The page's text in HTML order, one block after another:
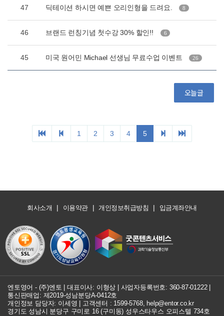
회사소개 | 이용약관 | 개인정보취급방침 | 입금계좌안내
엔토영어 - (주)엔토 | 대표이사: 이형상 | 사업자등록번호: 360-87-01222|
통신판매업: 제2019-성남분당A-0412호
개인정보 담당자: 이세영 | 고객센터 : 1599-5768, help@entor.co.kr
경기도 성남시 분당구 구미로 16 (구미동) 성우스타우스 오피스텔 734호